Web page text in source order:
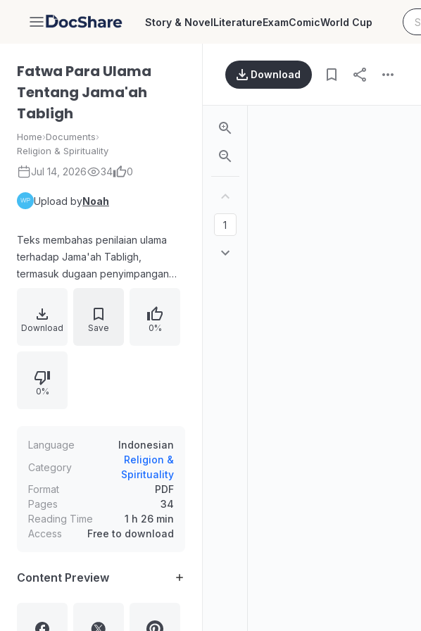
DocShare Story & NovelLiteratureExamComicWorld Cup
Fatwa Para Ulama
Tentang Jama'ah
Tabligh
Home›Documents›
Religion & Spirituality
Jul 14, 2026 34 0
Upload byNoah
Teks membahas penilaian ulama
terhadap Jama'ah Tabligh,
termasuk dugaan penyimpangan
yang dipengaruhi tasawuf/tarekat.
Uraian memuat perbedaan
penafsiran tauhid, daftar syirik dan
khurafat dalam kitab Tablighi
Syaikh Bin Baz dan Syaikh
Download Save 0%
0%
Language
Indonesian
Category
Religion &
Spirituality
Format
PDF
Pages
34
Reading Time
1 h 26 min
Access
Free to download
Content Preview
Download